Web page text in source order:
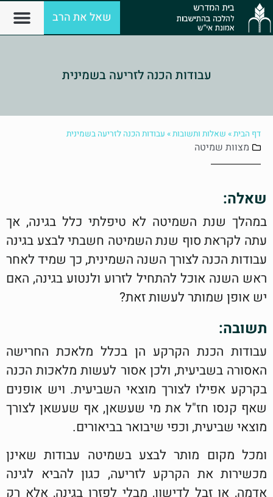
שאל את הרב
עבודות הכנה לזריעה בשמינית
דף הבית» שאלות ותשובות» עבודות הכנה לזריעה בשמינית
מצוות שמיטה
שאלה:
במהלך שנת השמיטה לא טיפלתי כלל בגינה, אך
עתה לקראת סוף שנת השמיטה חשבתי לבצע בגינה
עבודות הכנה לצורך השנה השמינית, כך שמיד לאחר
ראש השנה אוכל להתחיל לזרוע ולנטוע בגינה, האם
יש אופן שמותר לעשות זאת?
תשובה:
עבודות הכנת הקרקע הן בכלל מלאכת החרישה
האסורה בשביעית, ולכן אסור לעשות מלאכות הכנה
בקרקע אפילו לצורך מוצאי השביעית. ויש אופנים
שאף קנסו חז"ל את מי שעשאן, אף שעשאן לצורך
מוצאי שביעית, וכפי שיבואר בביאורים.
ומכל מקום מותר לבצע בשמיטה עבודות שאינן
מכשירות את הקרקע לזריעה, כגון להביא לגינה
אדמה, או זבל לדישון, מבלי לפזרן בגינה, אלא רק